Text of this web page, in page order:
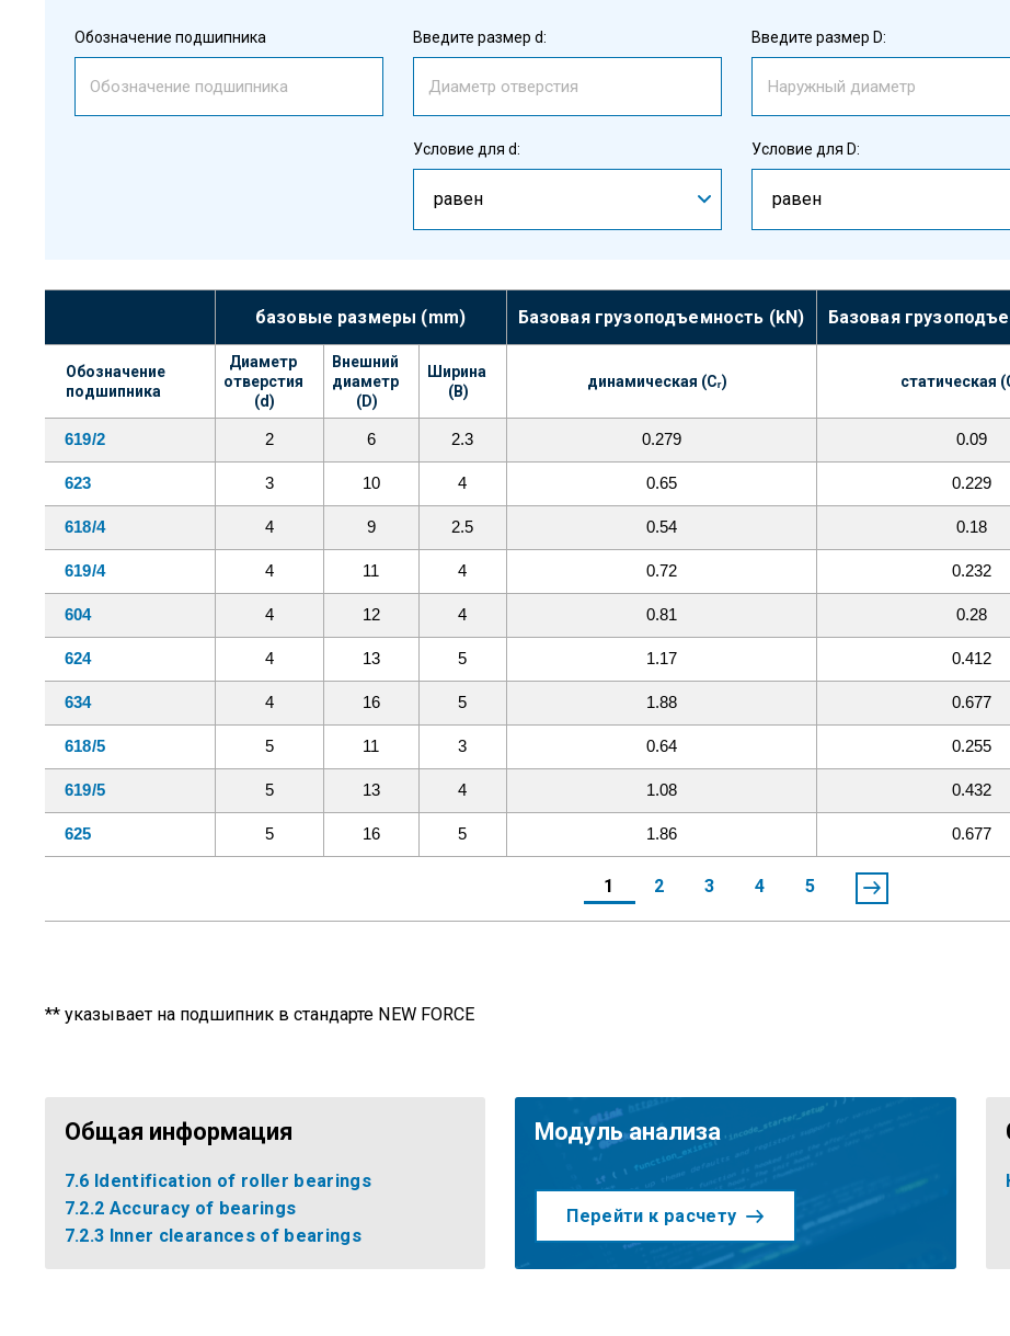
Обозначение подшипника Введите размер d:
Условие для d:
равен
Введите размер D:
Условие для D:
равен
базовые размеры (mm) Базовая грузоподъемность (kN) Базовая
Обозначение
подшипника
Диаметр
отверстия
(d)
Внешний
диаметр
(D)
Ширина
(B)
динамическая (Cᵣ) статическая
619/2 2 6 2.3 0.279 0.09
623 3 10 4 0.65 0.229
618/4 4 9 2.5 0.54 0.18
619/4 4 11 4 0.72 0.232
604 4 12 4 0.81 0.28
624 4 13 5 1.17 0.412
634 4 16 5 1.88 0.677
618/5 5 11 3 0.64 0.255
619/5 5 13 4 1.08 0.432
625 5 16 5 1.86 0.677
1 2 3 4 5
** указывает на подшипник в стандарте NEW FORCE
Общая информация
7.6 Identification of roller bearings
7.2.2 Accuracy of bearings
7.2.3 Inner clearances of bearings
Модуль анализа
Перейти к расчету